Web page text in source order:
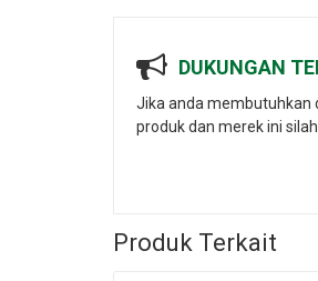
DUKUNGAN
Jika anda membutuhkan
produk dan merek ini
Produk Terkait